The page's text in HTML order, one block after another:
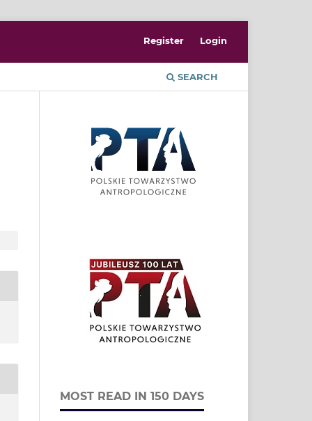
SEARCH
Register Login
MOST READ IN 150 DAYS